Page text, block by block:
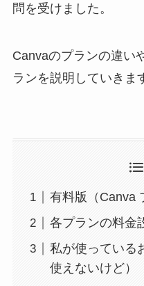
問を受けました。
Canvaのプランの違い
ランを説明していきま
有料版（Canva
各プランの料金
私が使っている
使えないけど）